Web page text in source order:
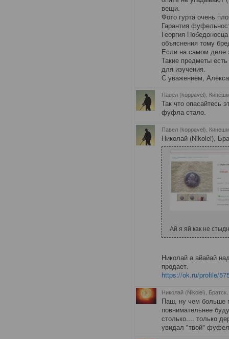
вещи.
Фото гурта очень
Гарантия
Георгия
объяснения тому
Если на самом деле
Такие предметы
для изучения.
С уважением,
Павел (koppavel),
Так что опасайтесь
фуфла стало.
Павел (koppavel),
Николай (Nikolei),
Ай я яй как не
Николай а айайай
продает.
https://ok.ru/profile/
Николай (Nikolei), Братск
Паш, ну чем больше
повнимательнее
столько.... только
увидал "твой"